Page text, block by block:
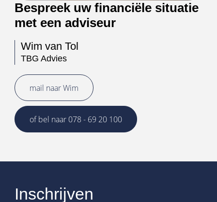
Bespreek uw financiële situatie
met een adviseur
Wim van Tol
TBG Advies
mail naar Wim
of bel naar 078 - 69 20 100
Inschrijven